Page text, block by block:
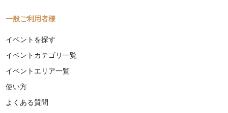
一般ご利用者様
イベントを探す
イベントカテゴリ一覧
イベントエリア一覧
使い方
よくある質問